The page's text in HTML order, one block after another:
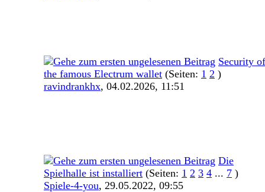
Security of
the famous Electrum wallet (Seiten: 1 2 )
ravindrankhx, 04.02.2026, 11:51
Die
Spielhalle ist installiert (Seiten: 1 2 3 4 ... 7 )
Spiele-4-you, 29.05.2022, 09:55